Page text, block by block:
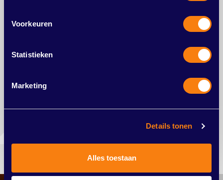
Voorkeuren
Statistieken
Marketing
Details tonen
Alles toestaan
Erkende slotenmaker
Gecertificeerde sloten
Direct contact